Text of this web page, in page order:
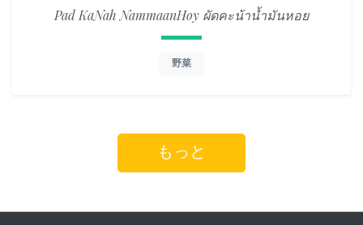
Pad KaNah NammaanHoy ผัดคะน้าน้ำมันหอย
野菜
もっと